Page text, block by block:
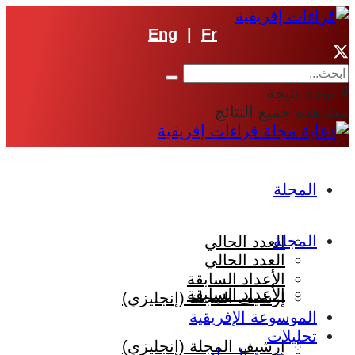
Eng Fr
لا توجد نتيجة
مشاهدة جميع النتائج
المجلة
العدد الحالي
الأعداد السابقة
إرشيف المجلة (إنجليزي)
المجلة
العدد الحالي
الأعداد السابقة
إرشيف المجلة (إنجليزي)
الموسوعة الإفريقية
تحليلات